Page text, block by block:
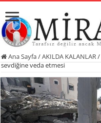
Ana Sayfa/AKILDA KALANLAR /
sevdiğine veda etmesi